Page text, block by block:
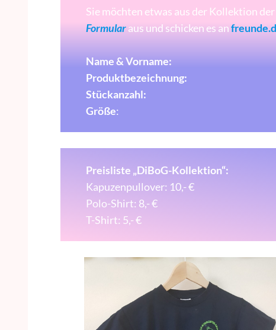
Sie möchten etwas aus der Kollektion
Formularaus und schicken es an
Name & Vorname:
Produktbezeichnung:
Stückanzahl:
Größe:
Preisliste „DiBoG-Kollektion“:
Kapuzenpullover: 10,- €
Polo-Shirt: 8,- €
T-Shirt: 5,- €